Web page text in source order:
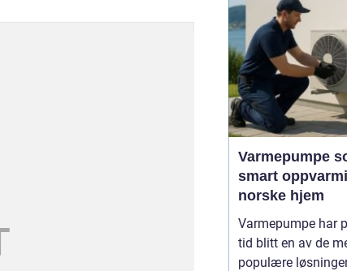
Varmepumpe
smart
norske hjem
Varmepumpe har
tid blitt en av de
populære